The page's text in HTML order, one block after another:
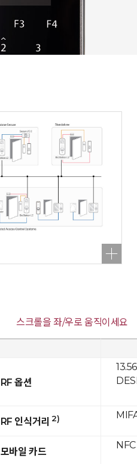
스크롤을 좌/우로 움직이세요
RF 옵션
RF 인식거리 2)
모바일 카드
NFC